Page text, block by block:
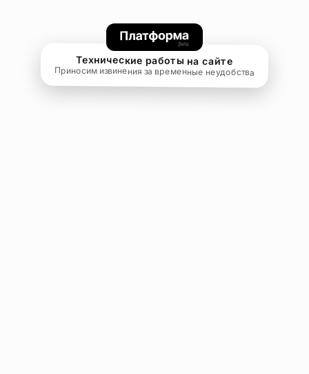
Технические работы на сайте
Приносим извинения за временные неудобства